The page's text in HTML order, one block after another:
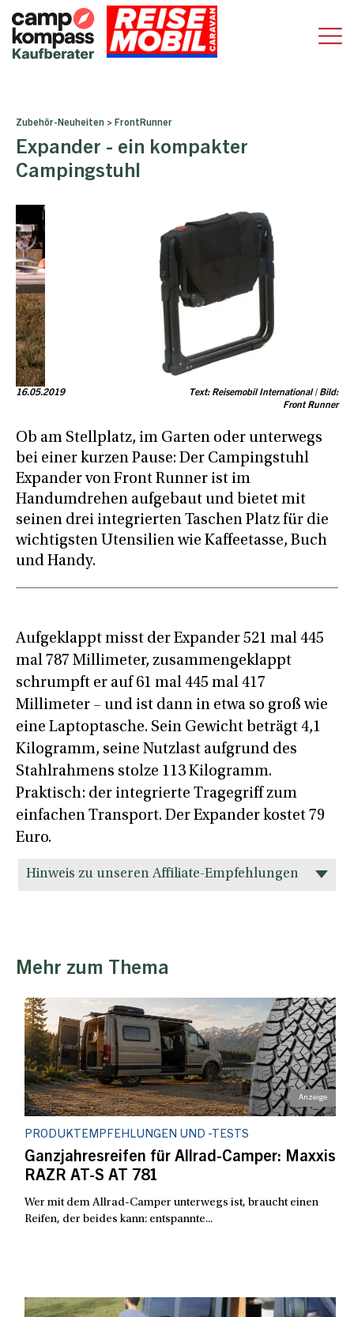
Zubehör-Neuheiten > FrontRunner
Expander - ein kompakter
Campingstuhl
16.05.2019
Text: Reisemobil International | Bild:
Front Runner
Ob am Stellplatz, im Garten oder unterwegs
bei einer kurzen Pause: Der Campingstuhl
Expander von Front Runner ist im
Handumdrehen aufgebaut und bietet mit
seinen drei integrierten Taschen Platz für die
wichtigsten Utensilien wie Kaffeetasse, Buch
und Handy.
Aufgeklappt misst der Expander 521 mal 445
mal 787 Millimeter, zusammengeklappt
schrumpft er auf 61 mal 445 mal 417
Millimeter – und ist dann in etwa so groß wie
eine Laptoptasche. Sein Gewicht beträgt 4,1
Kilogramm, seine Nutzlast aufgrund des
Stahlrahmens stolze 113 Kilogramm.
Praktisch: der integrierte Tragegriff zum
einfachen Transport. Der Expander kostet 79
Euro.
Hinweis zu unseren Affiliate-Empfehlungen
Mehr zum Thema
PRODUKTEMPFEHLUNGEN UND -TESTS
Ganzjahresreifen für Allrad-Camper: Maxxis
RAZR AT-S AT 781
Wer mit dem Allrad-Camper unterwegs ist, braucht einen
Reifen, der beides kann: entspannte...